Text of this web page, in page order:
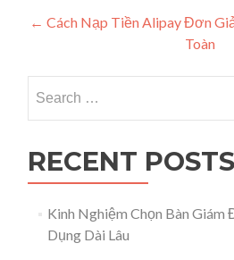
Post
← Cách Nạp Tiền Alipay Đơn
Toàn
RECENT POSTS
Kinh Nghiệm Chọn Bàn
Dụng Dài Lâu